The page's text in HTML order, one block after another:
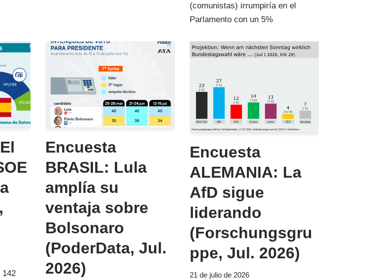
(comunistas) irrumpiría en el
Parlamento con un 5%
Encuesta
BRASIL: Lula
amplía su
ventaja sobre
Bolsonaro
(PoderData, Jul.
2026)
Encuesta
ALEMANIA: La
AfD sigue
liderando
(Forschungsgru
ppe, Jul. 2026)
21 de julio de 2026